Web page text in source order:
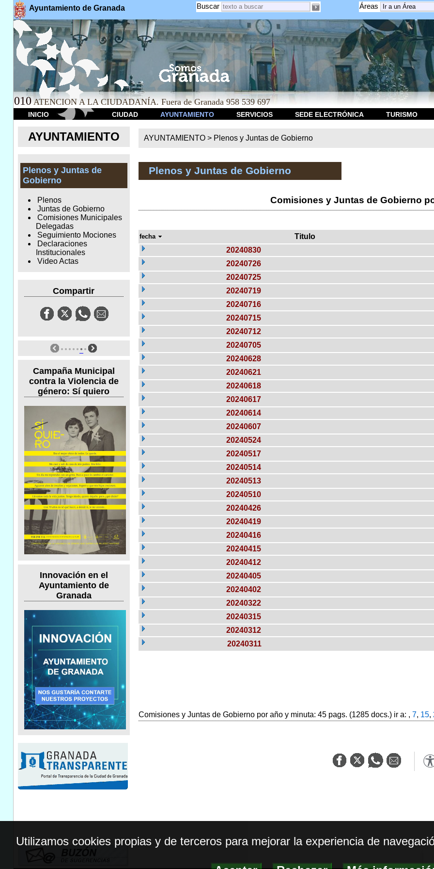
Ayuntamiento de Granada Áreas
Buscar
010 ATENCION A LA CIUDADANÍA. Fuera de Granada 958 539 697
INICIO CIUDAD AYUNTAMIENTO SERVICIOS SEDE ELECTRÓNICA TURISMO
AYUNTAMIENTO
Plenos y Juntas de
Gobierno
Plenos
Juntas de Gobierno
Comisiones Municipales
Delegadas
Seguimiento Mociones
Declaraciones
Institucionales
Video Actas
Compartir
Campaña Municipal
contra la Violencia de
género: Sí quiero
Innovación en el
Ayuntamiento de
Granada
AYUNTAMIENTO > Plenos y Juntas de Gobierno
Plenos y Juntas de Gobierno
Comisiones y Juntas de Gobierno
fecha Titulo
20240830
20240726
20240725
20240719
20240716
20240715
20240712
20240705
20240628
20240621
20240618
20240617
20240614
20240607
20240524
20240517
20240514
20240513
20240510
20240426
20240419
20240416
20240415
20240412
20240405
20240402
20240322
20240315
20240312
20240311
Comisiones y Juntas de Gobierno por año y minuta: 45 pags. (1285 docs.) ir a: , 7, 15,
Utilizamos cookies propias y de terceros para mejorar la experiencia de